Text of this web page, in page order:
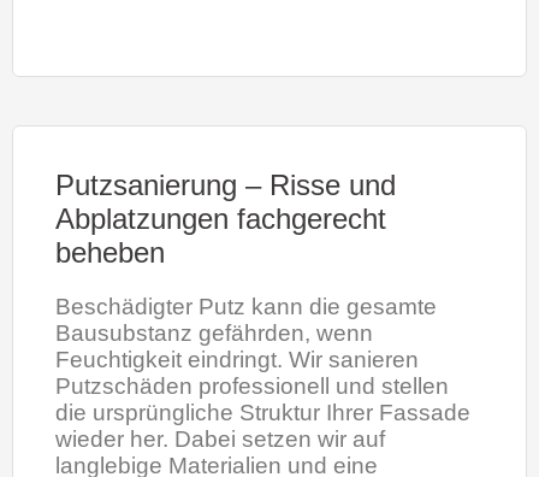
Putzsanierung – Risse und
Abplatzungen fachgerecht
beheben
Beschädigter Putz kann die gesamte
Bausubstanz gefährden, wenn
Feuchtigkeit eindringt. Wir sanieren
Putzschäden professionell und stellen
die ursprüngliche Struktur Ihrer Fassade
wieder her. Dabei setzen wir auf
langlebige Materialien und eine